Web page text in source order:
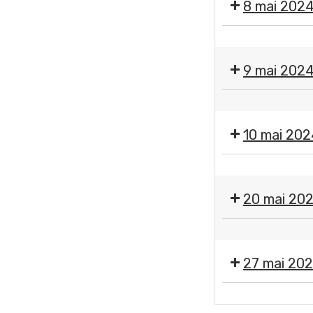
8 mai 2024
des
services
9 mai 2024
des
services
10 mai
des
services
20 mai
des
services
municipaux
27 mai